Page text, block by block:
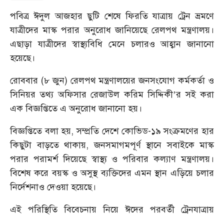
পবিত্র ঈদুল আজহার ছুটি শেষে ফিরতি যাত্রায় ট্রেন ভ্রমণে
যাত্রীদের মাস্ক পরার অনুরোধ জানিয়েছে রেলপথ মন্ত্রণালয়।
এছাড়া যাত্রীদের স্বাস্থ্যবিধি মেনে চলারও আহ্বান জানানো
হয়েছে।
রোববার (৮ জুন) রেলপথ মন্ত্রণালয়ের জনসংযোগ কর্মকর্তা ও
সিনিয়র তথ্য অফিসার রেজাউল করিম সিদ্দিকী’র সই করা
এক বিজ্ঞপ্তিতে এ অনুরোধ জানানো হয়।
বিজ্ঞপ্তিতে বলা হয়, সম্প্রতি দেশে কোভিড-১৯ সংক্রমণের হার
কিছুটা বাড়তে থাকায়, জনসমাগমপূর্ণ স্থানে সবাইকে মাস্ক
পরার পরামর্শ দিয়েছে স্বাস্থ্য ও পরিবার কল্যাণ মন্ত্রণালয়।
বিশেষ করে বয়স্ক ও অসুস্থ ব্যক্তিদের এমন স্থান এড়িয়ে চলার
নির্দেশনাও দেওয়া হয়েছে।
এই পরিস্থিতি বিবেচনায় নিয়ে ঈদের পরবর্তী ট্রেনযাত্রায়